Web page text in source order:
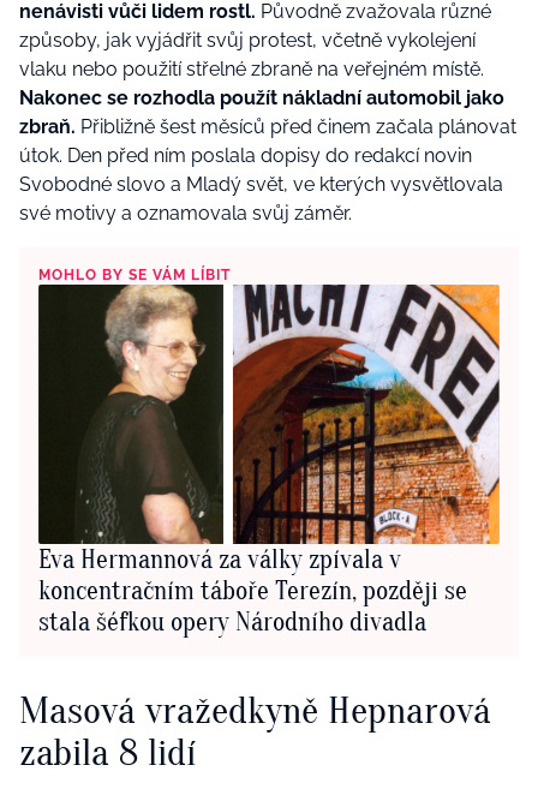
nenávisti vůči lidem rostl. Původně zvažovala různé
způsoby, jak vyjádřit svůj protest, včetně vykolejení
vlaku nebo použití střelné zbraně na veřejném místě.
Nakonec se rozhodla použít nákladní automobil jako
zbraň. Přibližně šest měsíců před činem začala plánovat
útok. Den před ním poslala dopisy do redakcí novin
Svobodné slovo a Mladý svět, ve kterých vysvětlovala
své motivy a oznamovala svůj záměr.
MOHLO BY SE VÁM LÍBIT
Eva Hermannová za války zpívala v
koncentračním táboře Terezín, později se
stala šéfkou opery Národního divadla
Masová vražedkyně Hepnarová
zabila 8 lidí